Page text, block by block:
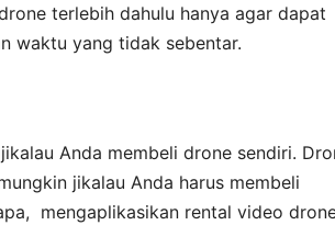
terlebih dahulu hanya agar dapat
waktu yang tidak sebentar.
Anda membeli drone sendiri.
jikalau Anda harus membeli
mengaplikasikan rental video